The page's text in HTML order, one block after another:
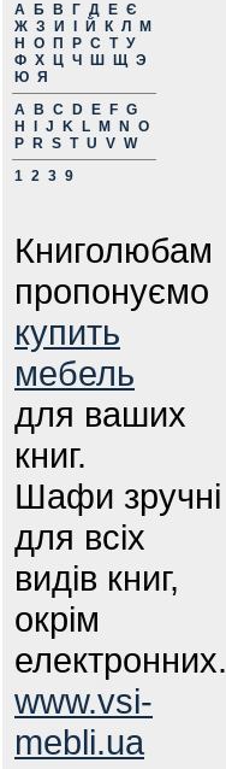
А Б В Г Д Е Є
Ж З И Й К Л
М
Н
О П Р С Т У
Ф Х Ц Ч Ш Щ Э
Ю Я
A
B C D E F G
H
J K L M N
O
P
R S T U V W
1 2 3 9
Книголюбам
пропонуємо
купить
мебель
для ваших
книг.
Шафи зручні
для всіх
видів книг,
окрім
електронних.
www.vsi-
mebli.ua